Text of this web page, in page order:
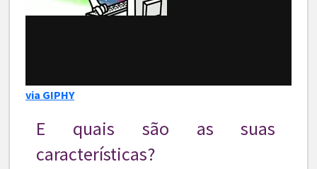
via GIPHY
E quais são as suas
características?